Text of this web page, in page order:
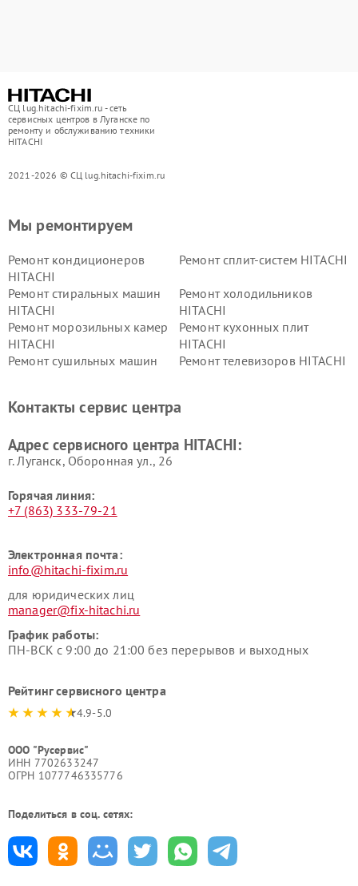
СЦ lug.hitachi-fixim.ru - сеть
сервисных центров в Луганске по
ремонту и обслуживанию техники
HITACHI
2021-2026 © СЦ lug.hitachi-fixim.ru
Мы ремонтируем
Ремонт кондиционеров
HITACHI
Ремонт сплит-систем HITACHI
Ремонт стиральных машин
HITACHI
Ремонт холодильников
HITACHI
Ремонт морозильных камер
HITACHI
Ремонт кухонных плит
HITACHI
Ремонт сушильных машин
Ремонт телевизоров HITACHI
данных HITACHI
HITACHI
HITACHI
HITACHI
Контакты сервис центра
Адрес сервисного центра HITACHI:
г. Луганск, Оборонная ул., 26
Горячая линия:
+7 (863) 333-79-21
Электронная почта:
info@hitachi-fixim.ru
для юридических лиц
manager@fix-hitachi.ru
График работы:
ПН-ВСК с 9:00 до 21:00 без перерывов и выходных
Рейтинг сервисного центра
4.9-5.0
ООО "Русервис"
ИНН 7702633247
ОГРН 1077746335776
Поделиться в соц. сетях: